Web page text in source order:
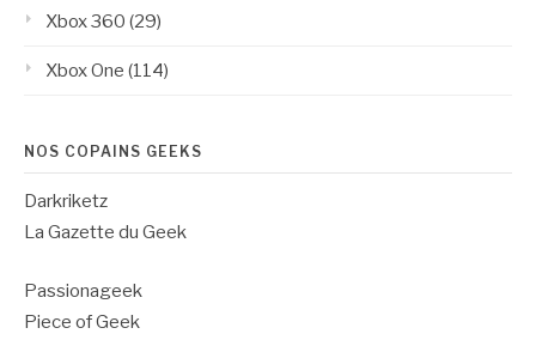
Xbox 360 (29)
Xbox One (114)
NOS COPAINS GEEKS
Darkriketz
La Gazette du Geek
Passionageek
Piece of Geek